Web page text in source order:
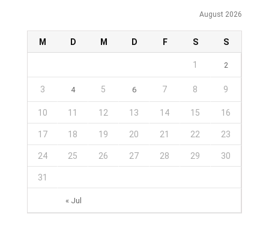
August 2026
M D M D F S S
« Jul
1 2
3 4 5 6 7 8 9
10 11 12 13 14 15 16
17 18 19 20 21 22 23
24 25 26 27 28 29 30
31